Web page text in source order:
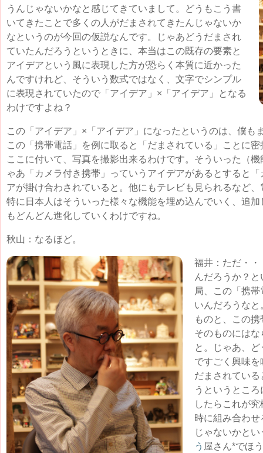
うんじゃないかなと感じてきていまして。どうもこう書
いてきたことで多くの人がだまされてきたんじゃないか
なというのが今回の仮説なんです。じゃあどうだまされ
ていたんだろうというときに、本当はこの既存の要素と
アイデアという風に表現した方が恐らく本質に近かった
んですけれど、そういう数式ではなく、文字でシンプル
に表現されていたので「アイデア」×「アイデア」となる
わけですよね？
この「アイデア」×「アイデア」になったというのは、僕も
この「携帯電話」を例に取ると「だまされている」ことに
ここに付いて、写真を撮影出来るわけです。そういった（
ゃあ「カメラ付き携帯」っていうアイデアがあるとすると
アが掛け合わされていると。他にもテレビも見られるなど
特に日本人はそういった様々な機能を埋め込んでいく、追
もどんどん進化していくわけですね。
秋山：なるほど。
福井：ただ・
んだろうか？
局、この「携
いんだろうな
ものと、この
そのものには
と。じゃあ、
ですごく興味
だまされてい
うというとこ
したらこれが
時に組み合わ
じゃないかと
う 屋さん*でほ